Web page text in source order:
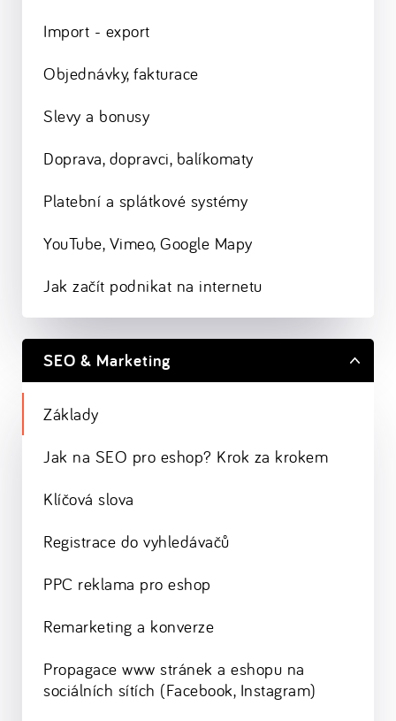
Import - export
Objednávky, fakturace
Slevy a bonusy
Doprava, dopravci, balíkomaty
Platební a splátkové systémy
YouTube, Vimeo, Google Mapy
Jak začít podnikat na internetu
SEO & Marketing
Základy
Jak na SEO pro eshop? Krok za krokem
Klíčová slova
Registrace do vyhledávačů
PPC reklama pro eshop
Remarketing a konverze
Propagace www stránek a eshopu na
sociálních sítích (Facebook, Instagram)